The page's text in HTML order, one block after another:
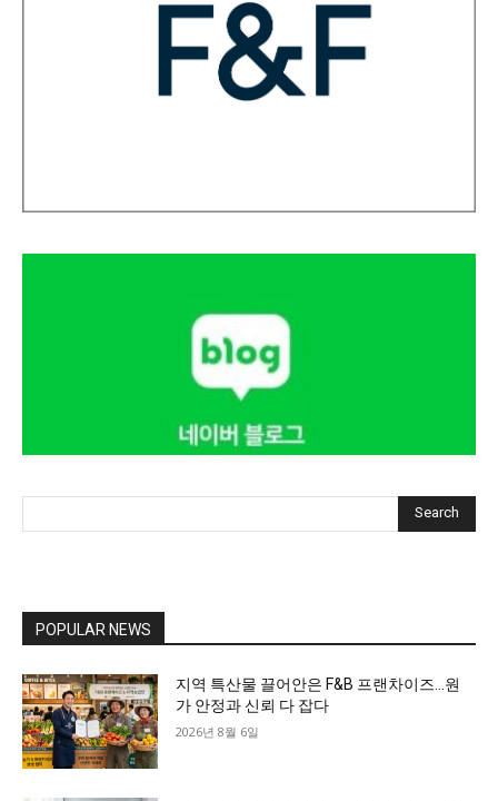
Search
POPULAR NEWS
지역 특산물 끌어안은 F&B 프랜차이즈…원
가 안정과 신뢰 다 잡다
2026년 8월 6일